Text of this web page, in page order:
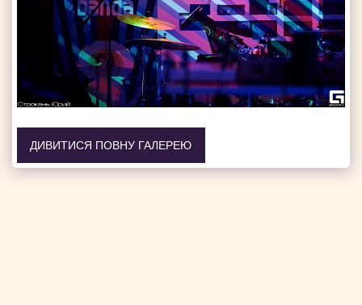
ДИВИТИСЯ ПОВНУ ГАЛЕРЕЮ